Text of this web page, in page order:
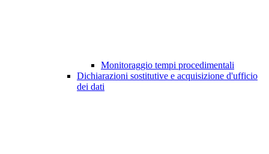
Monitoraggio tempi procedimentali
Dichiarazioni sostitutive e acquisizione d'ufficio
dei dati